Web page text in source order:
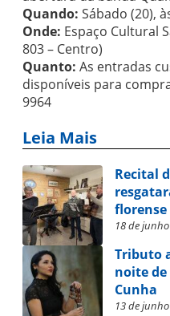
Quando: Sábado (20),
Onde: Espaço Cultural
803 – Centro)
Quanto: As entradas
disponíveis para
9964
Leia Mais
Recital
18 de
Tributo
noite de
Cunha
13 de